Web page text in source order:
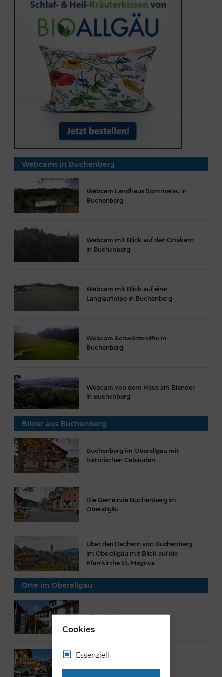
Webcams in Buchenberg
Webcam Landhaus Sommerau in
Buchenberg
Webcam mit Blick auf den Ortskern
in Buchenberg
Webcam mit Blick auf eine
Langlaufloipe in Buchenberg
Webcam Schwärzenlifte in
Buchenberg
Webcam von dem Haus am Blender
in Buchenberg
Bilder aus Buchenberg
Buchenberg im Oberallgäu mit
historischen Gebäuden
Die Gemeinde Buchenberg im
Oberallgäu
Über den Dächern von Buchenberg
im Oberallgäu mit Blick auf die
Pfarrkirche St. Magnus
Orte im Oberallgäu
Altusried
Cookies
Essenziell